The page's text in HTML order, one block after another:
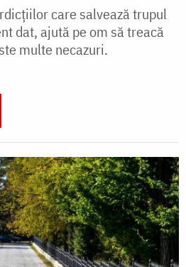
care salvează trupul
dat, ajută pe om să treacă
multe necazuri.